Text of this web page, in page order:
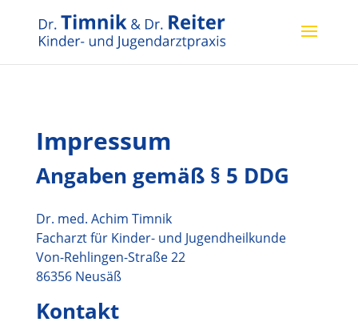
Impressum
Angaben gemäß § 5 DDG
Dr. med. Achim Timnik
Facharzt für Kinder- und Jugendheilkunde
Von-Rehlingen-Straße 22
86356 Neusäß
Kontakt